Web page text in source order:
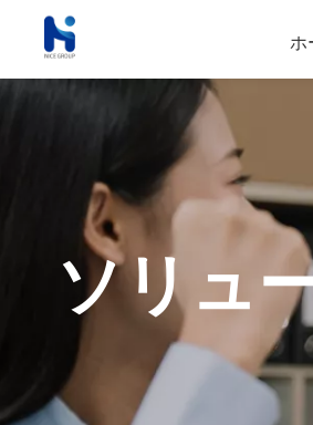
ホ
ソリュ